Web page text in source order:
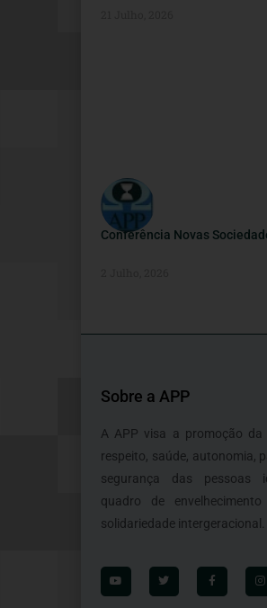
Conferência Novas
Sobre a APP
A APP visa a promoção da
respeito, saúde, autonomia,
segurança das pessoas
quadro de
solidariedade intergeracional.